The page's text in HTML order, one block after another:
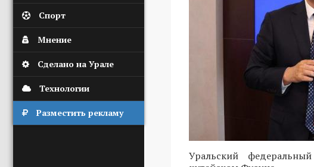
Спорт
Мнение
Сделано на Урале
Технологии
Разместить рекламу
Уральский